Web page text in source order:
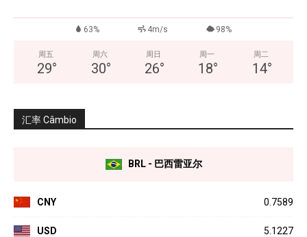
63% 4m/s 98%
周五
29°
周六
30°
周日
26°
周一
18°
周二
14°
汇率 Câmbio
BRL - 巴西雷亚尔
CNY 0.7589
USD 5.1227